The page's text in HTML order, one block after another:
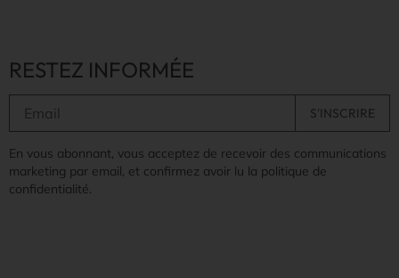
RESTEZ INFORMÉE
En vous abonnant, vous acceptez de recevoir des communications
marketing par email, et confirmez avoir lu la politique de
confidentialité.